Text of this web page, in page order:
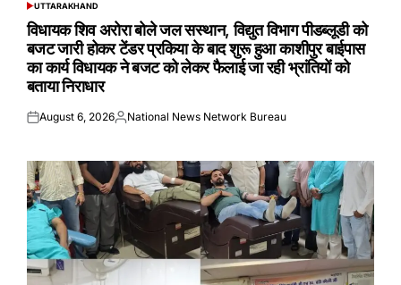
POSTED
IN
UTTARAKHAND
विधायक शिव अरोरा बोले जल सस्थान, विद्युत विभाग पीडब्लूडी को
बजट जारी होकर टेंडर प्रकिया के बाद शुरू हुआ काशीपुर बाईपास
का कार्य विधायक ने बजट को लेकर फैलाई जा रही भ्रांतियों को
बताया निराधार
Posted
August 6, 2026Posted
National News Network Bureau